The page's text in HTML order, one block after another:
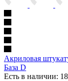
Акриловая
База D
Есть в наличии: 18